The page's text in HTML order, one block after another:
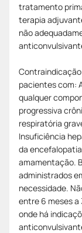
tratamento
terapia
não
pacientes com:
qualquer
progressiva
respiratória
Insuficiência
da
amamentação.
administrados
necessidade.
entre 6 meses a
onde há